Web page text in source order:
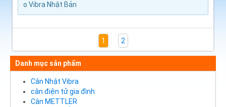
o Vibra Nhật Bản
1 2
Danh mục sản phẩm
Cân Nhật Vibra
cân điện tử gia đình
Cân METTLER